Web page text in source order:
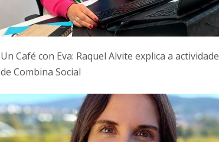
Un Café con Eva: Raquel Alvite explica a actividade
de Combina Social